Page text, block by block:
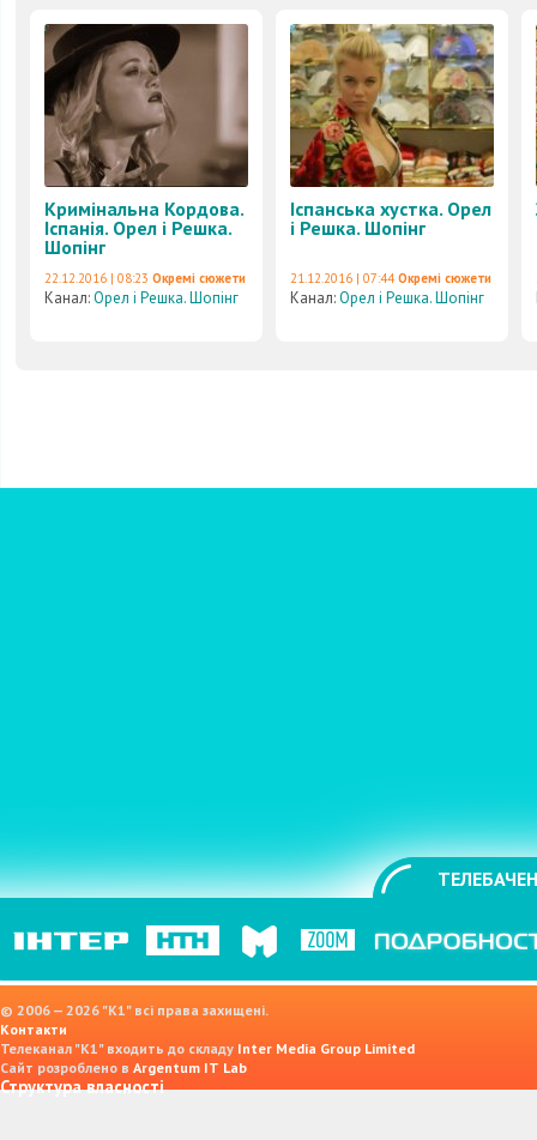
Кримінальна Кордова.
Іспанія. Орел і Решка.
Шопінг
22.12.2016 | 08:23 Окремі сюжети
Канал:Орел і Решка. Шопінг
Іспанська хустка. Орел
і Решка. Шопінг
21.12.2016 | 07:44 Окремі сюжети
Канал:Орел і Решка. Шопінг
© 2006 — 2026 "K1" всі права захищені.
Контакти
Телеканал "К1" входить до складу Inter Media Group Limited
Сайт розроблено в Argentum IT Lab
Структура власності